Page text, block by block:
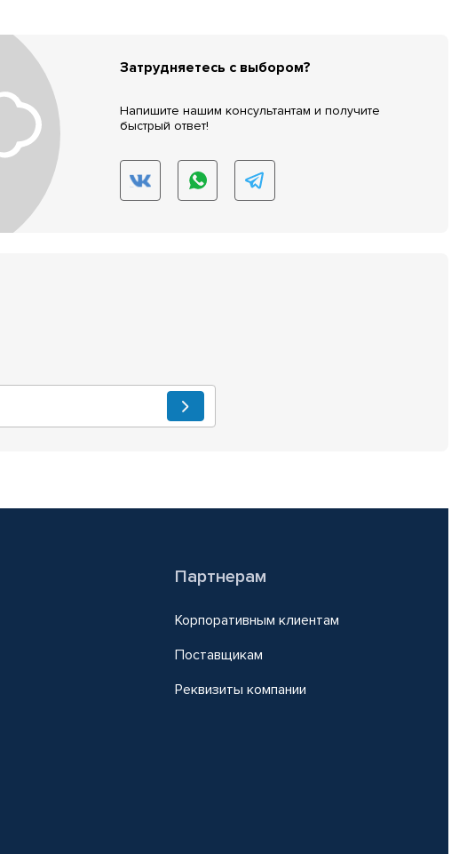
Затрудняетесь с выбором?
Напишите нашим консультантам и получите
быстрый ответ!
Партнерам
Корпоративным клиентам
Поставщикам
Реквизиты компании